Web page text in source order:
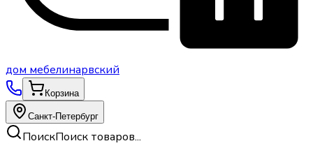
дом мебелинарвский
Корзина
Санкт-Петербург
ПоискПоиск товаров...